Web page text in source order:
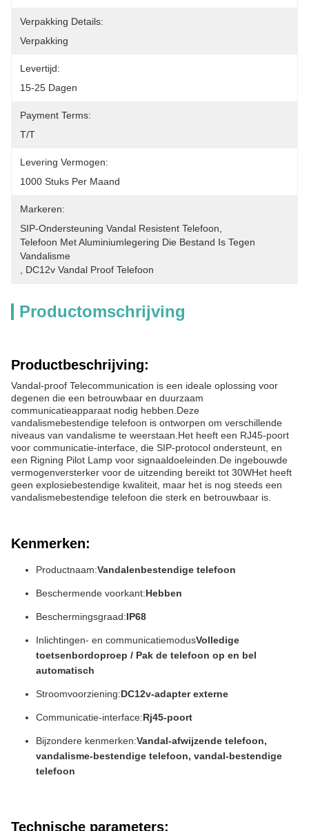
Verpakking Details:
Verpakking
Levertijd:
15-25 Dagen
Payment Terms:
T/T
Levering Vermogen:
1000 Stuks Per Maand
Markeren:
SIP-Ondersteuning Vandal Resistent Telefoon
Telefoon Met Aluminiumlegering Die Bestand Is Tegen
Vandalisme
DC12v Vandal Proof Telefoon
Productomschrijving
Productbeschrijving:
Vandal-proof Telecommunication is een ideale oplossing voor
degenen die een betrouwbaar en duurzaam
communicatieapparaat nodig hebben.Deze
vandalismebestendige telefoon is ontworpen om verschillende
niveaus van vandalisme te weerstaan.Het heeft een RJ45-poort
voor communicatie-interface, die SIP-protocol ondersteunt, en
een Rigning Pilot Lamp voor signaaldoeleinden.De ingebouwde
vermogenversterker voor de uitzending bereikt tot 30WHet heeft
geen explosiebestendige kwaliteit, maar het is nog steeds een
vandalismebestendige telefoon die sterk en betrouwbaar is.
Kenmerken:
Productnaam:Vandalenbestendige telefoon
Beschermende voorkant:Hebben
Beschermingsgraad:IP68
Inlichtingen- en communicatiemodusVolledige
toetsenbordoproep / Pak de telefoon op en bel
automatisch
Stroomvoorziening:DC12v-adapter externe
Communicatie-interface:Rj45-poort
Bijzondere kenmerken:Vandal-afwijzende telefoon,
vandalisme-bestendige telefoon, vandal-bestendige
telefoon
Technische parameters: